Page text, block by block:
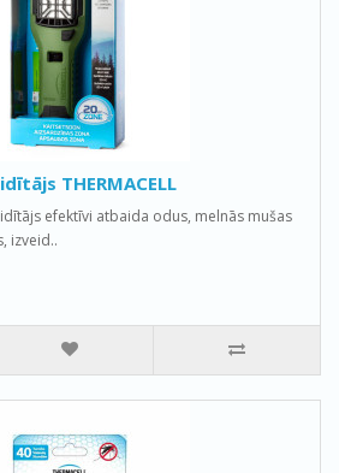
THERMACELL
efektīvi atbaida odus, melnās mušas
izveid..